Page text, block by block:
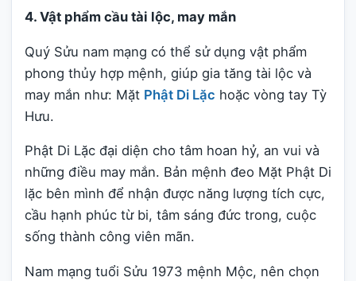
4. Vật phẩm cầu tài lộc, may mắn
Quý Sửu nam mạng có thể sử dụng vật phẩm
phong thủy hợp mệnh, giúp gia tăng tài lộc và
may mắn như: Mặt Phật Di Lặc hoặc vòng tay Tỳ
Hưu.
Phật Di Lặc đại diện cho tâm hoan hỷ, an vui và
những điều may mắn. Bản mệnh đeo Mặt Phật Di
lặc bên mình để nhận được năng lượng tích cực,
cầu hạnh phúc từ bi, tâm sáng đức trong, cuộc
sống thành công viên mãn.
Nam mạng tuổi Sửu 1973 mệnh Mộc, nên chọn